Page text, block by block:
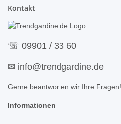
Kontakt
☏ 09901 / 33 60
✉ info@trendgardine.de
Gerne beantworten wir Ihre Fragen!
Informationen